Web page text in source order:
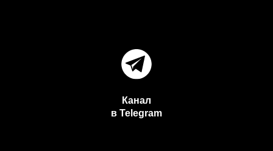
Канал
в Telegram